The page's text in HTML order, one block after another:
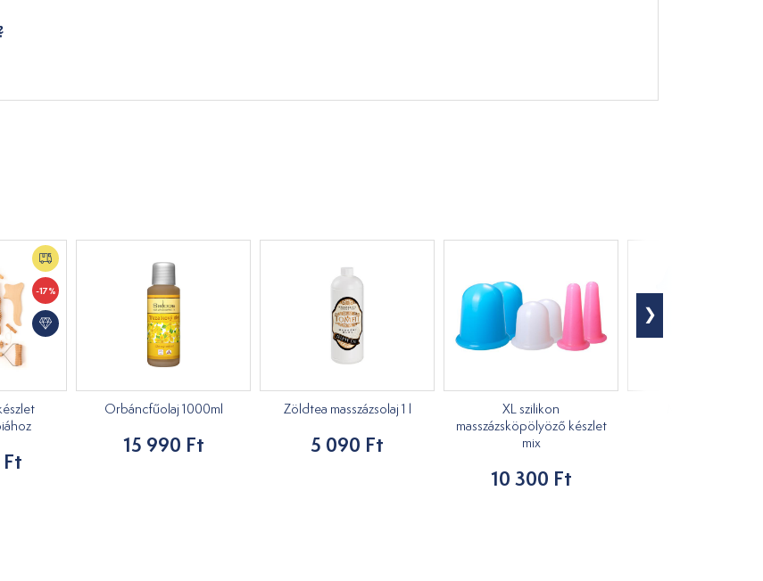
-17%
Orbáncfűolaj 1000ml
15 990 Ft
Zöldtea masszázsolaj 1 l
5 090 Ft
XL szilikon
masszázsköpölyöző készlet
mix
10 300 Ft